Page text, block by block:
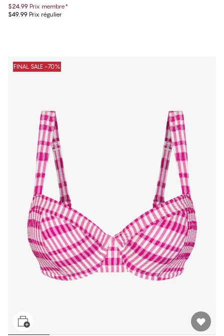
$24.99 Prix membre*
$49.99 Prix régulier
FINAL SALE -70%